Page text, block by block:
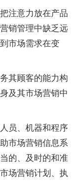
注意力放在产品
销管理中缺乏远
市场需求在变
其顾客的能力构
及其市场营销中
员、机器和程序
市场营销信息系
的、及时的和准
场营销计划、执